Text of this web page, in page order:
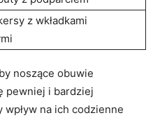
z wkładkami
noszące obuwie
pewniej i bardziej
na ich codzienne